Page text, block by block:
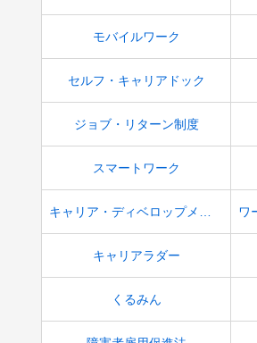
モバイルワーク
セルフ・キャリアドック
ジョブ・リターン制度
スマートワーク
キャリアラダー
くるみん